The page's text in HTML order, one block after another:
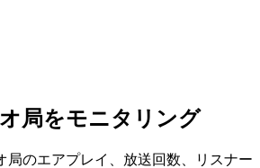
局をモニタリング
局のエアプレイ、放送回数、リスナー